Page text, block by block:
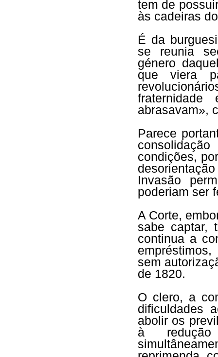
tem de
às cadeiras
É da
se reunia
género
que viera
abrasavam»,
Parece
condições,
Invasão
poderiam ser
A Corte,
sabe captar,
continua a
sem
de 1820.
O clero, a
dificuldades
abolir os
à